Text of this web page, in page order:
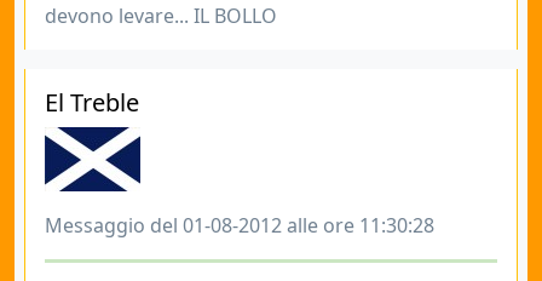
devono levare... IL BOLLO
El Treble
Messaggio del 01-08-2012 alle ore 11:30:28